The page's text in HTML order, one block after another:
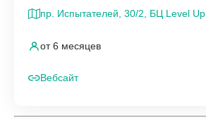
пр. Испытателей, 30/2, БЦ Level Up
от 6 месяцев
Вебсайт